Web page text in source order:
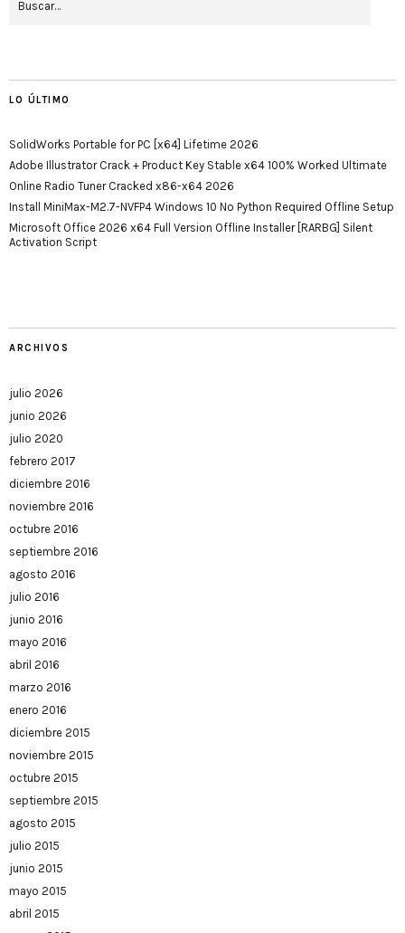
LO ÚLTIMO
SolidWorks Portable for PC [x64] Lifetime 2026
Adobe Illustrator Crack + Product Key Stable x64 100% Worked Ultimate
Online Radio Tuner Cracked x86-x64 2026
Install MiniMax-M2.7-NVFP4 Windows 10 No Python Required Offline Setup
Microsoft Office 2026 x64 Full Version Offline Installer [RARBG] Silent
Activation Script
ARCHIVOS
julio 2026
junio 2026
julio 2020
febrero 2017
diciembre 2016
noviembre 2016
octubre 2016
septiembre 2016
agosto 2016
julio 2016
junio 2016
mayo 2016
abril 2016
marzo 2016
enero 2016
diciembre 2015
noviembre 2015
octubre 2015
septiembre 2015
agosto 2015
julio 2015
junio 2015
mayo 2015
abril 2015